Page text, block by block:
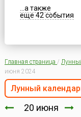
...а также
еще 42 события
Главная страница /
июня 2024
Лунный
20 июня